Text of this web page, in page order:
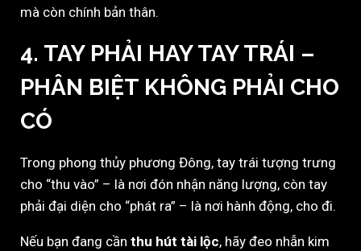
mà còn chính bản thân.
4. TAY PHẢI HAY TAY TRÁI –
PHÂN BIỆT KHÔNG PHẢI CHO
CÓ
Trong phong thủy phương Đông, tay trái tượng trưng
cho “thu vào” – là nơi đón nhận năng lượng, còn tay
phải đại diện cho “phát ra” – là nơi hành động, cho đi.
Nếu bạn đang cần thu hút tài lộc, hãy đeo nhẫn kim